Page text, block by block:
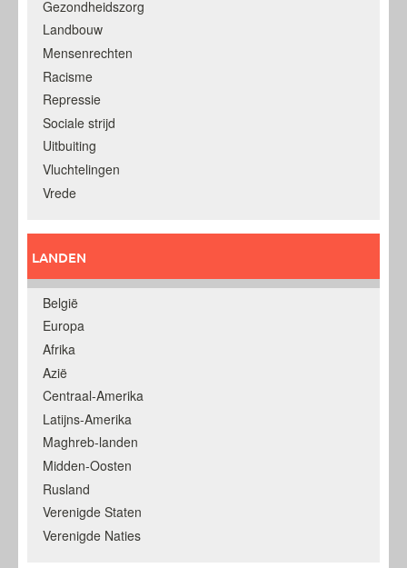
Gezondheidszorg
Landbouw
Mensenrechten
Racisme
Repressie
Sociale strijd
Uitbuiting
Vluchtelingen
Vrede
LANDEN
België
Europa
Afrika
Azië
Centraal-Amerika
Latijns-Amerika
Maghreb-landen
Midden-Oosten
Rusland
Verenigde Staten
Verenigde Naties